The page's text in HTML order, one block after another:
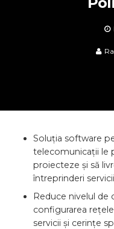
Soluția software
telecomunicații le
proiecteze și să
întreprinderi
Reduce nivelul
configurarea
servicii și cerințe